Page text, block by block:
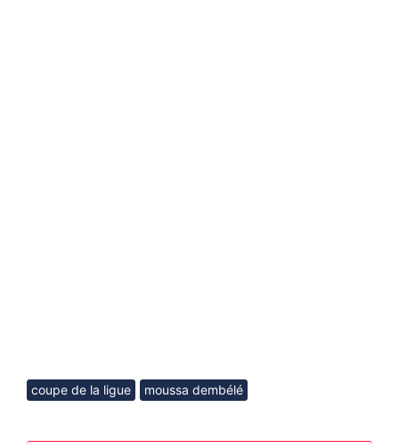
coupe de la ligue moussa dembélé